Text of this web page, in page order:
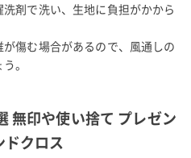
剤で洗い、生地に負担がかから
傷む場合があるので、風通しの
。
無印や使い捨て プレゼン
ドクロス